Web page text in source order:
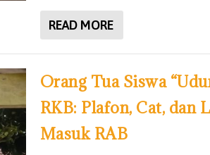
READ MORE
Orang Tua Siswa
RKB: Plafon, Cat, dan
Masuk RAB